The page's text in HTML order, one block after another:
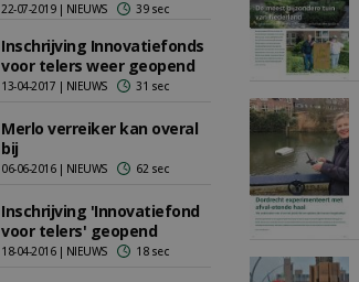
22-07-2019 | NIEUWS 39 sec
Inschrijving Innovatiefonds
voor telers weer geopend
13-04-2017 | NIEUWS 31 sec
Merlo verreiker kan overal
bij
06-06-2016 | NIEUWS 62 sec
Inschrijving 'Innovatiefond
voor telers' geopend
18-04-2016 | NIEUWS 18 sec